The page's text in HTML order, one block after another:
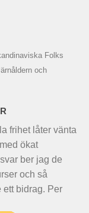
Folks
och
frihet låter vänta
ökat
ber jag de
och så
ett bidrag. Per